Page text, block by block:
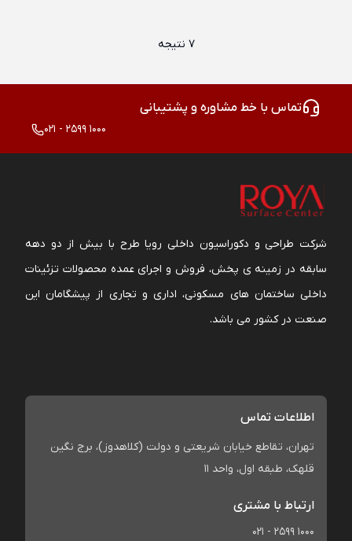
7 نتیجه
تماس با خط مشاوره و پشتیبانی
021 - 2599 1000
شرکت طراحی و دکوراسیون داخلی رویا طرح با بیش از دو دهه
سابقه در زمینه ی پخش، فروش و اجرای عمده محصولات تزئینات
داخلی ساختمان های مسکونی، اداری و تجاری از پیشگامان این
صنعت در کشور می باشد.
اطلاعات تماس
تهران، تقاطع خیابان شریعتی و دولت (کلاهدوز)، برج نگین
قلهک، طبقه اول، واحد 11
ارتباط با مشتری
021 - 2599 1000